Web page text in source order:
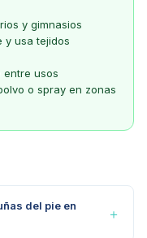
y gimnasios
y usa tejidos
entre usos
o spray en zonas
del pie en
＋